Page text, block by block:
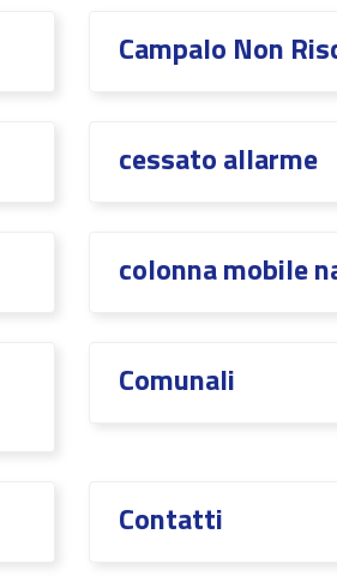
CampaIo Non
cessato allarme
colonna mobile
Comunali
Contatti